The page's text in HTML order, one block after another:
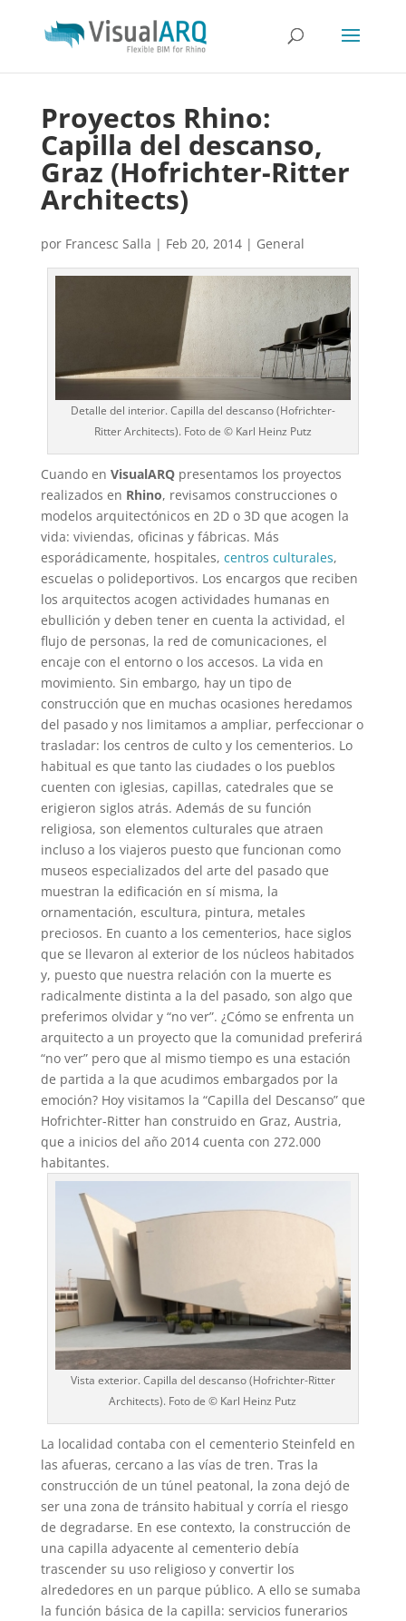
Proyectos Rhino:
Capilla del descanso,
Graz (Hofrichter-Ritter
Architects)
por Francesc Salla | Feb 20, 2014| General
Detalle del interior. Capilla del descanso (Hofrichter-
Ritter Architects). Foto de © Karl Heinz Putz
Cuando en VisualARQpresentamos los proyectos
realizados en Rhino, revisamos construcciones o
modelos arquitectónicos en 2D o 3D que acogen la
vida: viviendas, oficinas y fábricas. Más
esporádicamente, hospitales, centros culturales,
escuelas o polideportivos. Los encargos que reciben
los arquitectos acogen actividades humanas en
ebullición y deben tener en cuenta la actividad, el
flujo de personas, la red de comunicaciones, el
encaje con el entorno o los accesos. La vida en
movimiento. Sin embargo, hay un tipo de
construcción que en muchas ocasiones heredamos
del pasado y nos limitamos a ampliar, perfeccionar o
trasladar: los centros de culto y los cementerios. Lo
habitual es que tanto las ciudades o los pueblos
cuenten con iglesias, capillas, catedrales que se
erigieron siglos atrás. Además de su función
religiosa, son elementos culturales que atraen
incluso a los viajeros puesto que funcionan como
museos especializados del arte del pasado que
muestran la edificación en sí misma, la
ornamentación, escultura, pintura, metales
preciosos. En cuanto a los cementerios, hace siglos
que se llevaron al exterior de los núcleos habitados
y, puesto que nuestra relación con la muerte es
radicalmente distinta a la del pasado, son algo que
preferimos olvidar y “no ver”. ¿Cómo se enfrenta un
arquitecto a un proyecto que la comunidad preferirá
“no ver” pero que al mismo tiempo es una estación
de partida a la que acudimos embargados por la
emoción? Hoy visitamos la “Capilla del Descanso” que
Hofrichter-Ritter han construido en Graz, Austria,
que a inicios del año 2014 cuenta con 272.000
habitantes.
Vista exterior. Capilla del descanso (Hofrichter-Ritter
Architects). Foto de © Karl Heinz Putz
La localidad contaba con el cementerio Steinfeld en
las afueras, cercano a las vías de tren. Tras la
construcción de un túnel peatonal, la zona dejó de
ser una zona de tránsito habitual y corría el riesgo
de degradarse. En ese contexto, la construcción de
una capilla adyacente al cementerio debía
trascender su uso religioso y convertir los
alrededores en un parque público. A ello se sumaba
la función básica de la capilla: servicios funerarios